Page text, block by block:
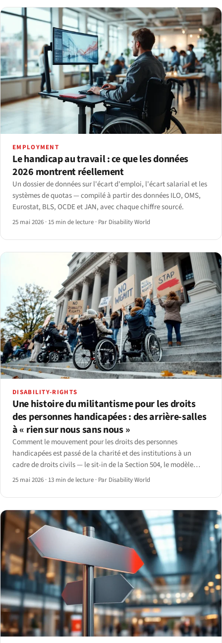
EMPLOYMENT
Le handicap au travail : ce que les données
2026 montrent réellement
Un dossier de données sur l'écart d'emploi, l'écart salarial et les
systèmes de quotas — compilé à partir des données ILO, OMS,
Eurostat, BLS, OCDE et JAN, avec chaque chiffre sourcé.
25 mai 2026 · 15 min de lecture · Par Disability World
DISABILITY-RIGHTS
Une histoire du militantisme pour les droits
des personnes handicapées : des arrière-salles
à « rien sur nous sans nous »
Comment le mouvement pour les droits des personnes
handicapées est passé de la charité et des institutions à un
cadre de droits civils — le sit-in de la Section 504, le modèle
social, la désinstitutionnalisation, et la route vers le CRPD de
25 mai 2026 · 13 min de lecture · Par Disability World